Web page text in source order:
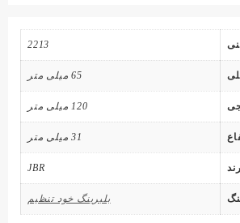
2213
65 میلی متر
120 میلی متر
31 میلی متر
JBR
بلبرینگ خود تنظیم